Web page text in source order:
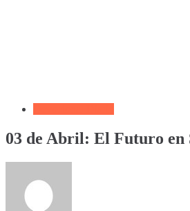
03 de Abril: El Futuro en